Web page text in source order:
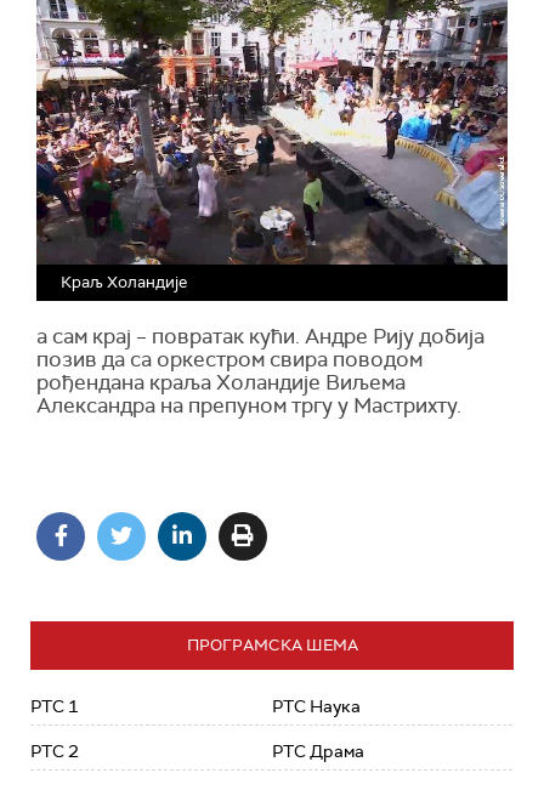
Краљ Холандије
а сам крај – повратак кући. Андре Рију добија
позив да са оркестром свира поводом
рођендана краља Холандије Виљема
Александра на препуном тргу у Мастрихту.
ПРОГРАМСКА ШЕМА
РТС 1
РТС 2
РТС Наука
РТС Драма